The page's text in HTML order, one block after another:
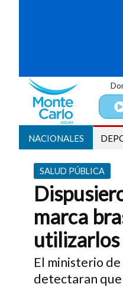
NACIONALES
SALUD PÚBLICA
marca
utilizarlos
El ministerio
detectaran que